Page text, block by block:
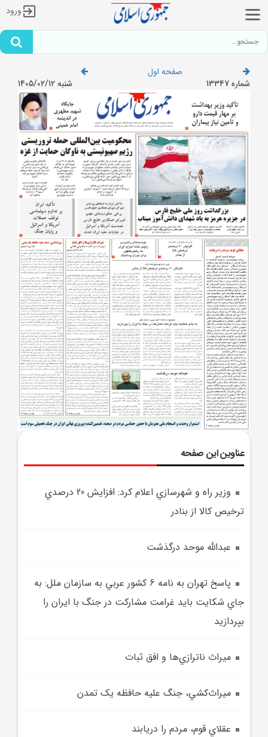
ورود
صفحه اول
شماره 13347
شنبه 1405/02/12
عناوین این صفحه
وزير راه و شهرسازي اعلام کرد: افزايش 20 درصدي
ترخيص کالا از بنادر
عبدالله موحد درگذشت
پاسخ تهران به نامه 6 کشور عربي به سازمان ملل: به
جاي شکايت بايد غرامت مشارکت در جنگ با ايران را
بپردازيد
ميراث ناترازي‌ها و افق ثبات
ميراث‌کشي، جنگ عليه حافظه يک تمدن
عقلاي قوم، مردم را دريابند